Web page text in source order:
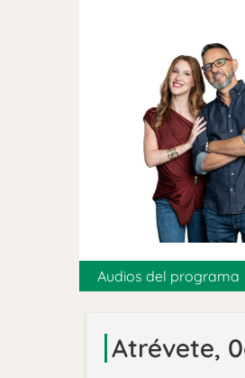
Audios del programa
Atrévete,